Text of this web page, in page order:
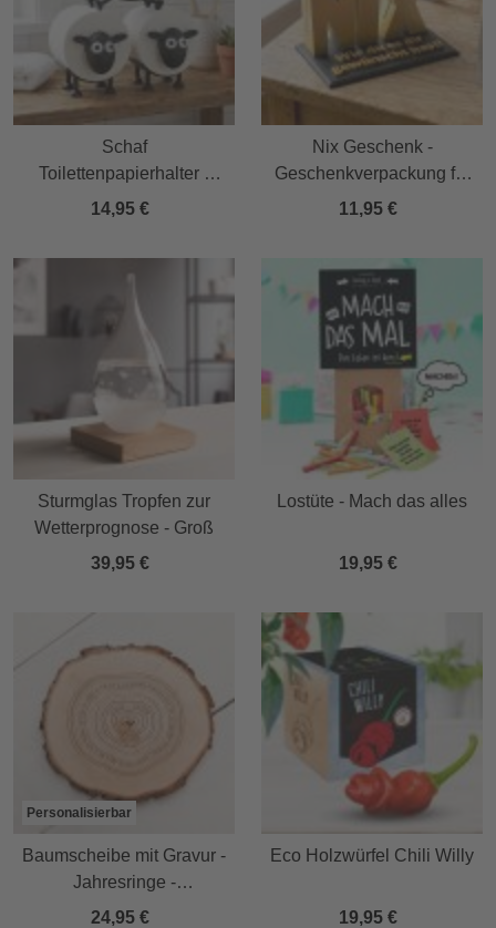
Schaf
Toilettenpapierhalter -
Lustige Badezimmer
14,95 €
Nix Geschenk -
Geschenkverpackung für
Geld & Gutscheine in
11,95 €
Sturmglas Tropfen zur
Wetterprognose - Groß
39,95 €
Lostüte - Mach das alles
19,95 €
Personalisierbar
Baumscheibe mit Gravur -
Jahresringe -
personalisiert
24,95 €
Eco Holzwürfel Chili Willy
19,95 €